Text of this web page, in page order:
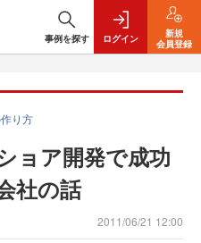
事例を探す ログイン
新規
会員登録
り方
ョア開発で成功
社の話
2011/06/21 12:00